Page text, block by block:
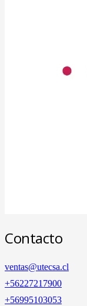
Contacto
ventas@utecsa.cl
+56227217900
‎+56995103053